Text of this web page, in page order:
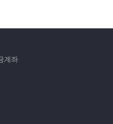
계좌